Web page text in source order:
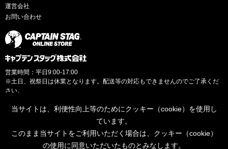
運営会社
お問い合わせ
営業時間：平日9:00-17:00
※土日、祝祭日は休業となります。配送等の対応もできませんのでご了承くだ
さい。
当サイトは、利便性向上等のためにクッキー（cookie）を使用し
ています。
このまま当サイトをご利用いただく場合は、クッキー（cookie）
の使用に同意いただいたものとみなします。